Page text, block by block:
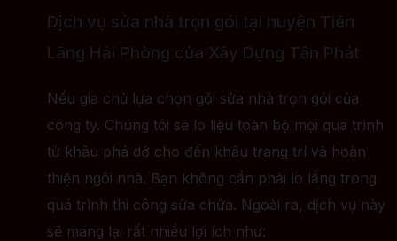
Dịch vụ sửa nhà trọn gói tại huyện Tiên
Lãng Hải Phòng của Xây Dựng Tân Phát
Nếu gia chủ lựa chọn gói sửa nhà trọn gói của
công ty. Chúng tôi sẽ lo liệu toàn bộ mọi quá trình
từ khâu phá dỡ cho đến khâu trang trí và hoàn
thiện ngôi nhà. Bạn không cần phải lo lắng trong
quá trình thi công sửa chữa. Ngoài ra, dịch vụ này
sẽ mang lại rất nhiều lợi ích như: